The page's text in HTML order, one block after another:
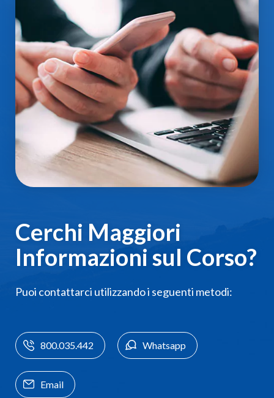
Cerchi Maggiori
Informazioni sul Corso?
Puoi contattarci utilizzando i seguenti metodi:
800.035.442 Whatsapp
Email